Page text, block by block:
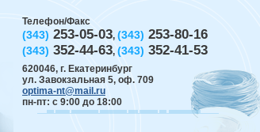
Телефон/Факс
(343) 253-05-03, (343) 253-80-16
(343) 352-44-63, (343) 352-41-53
620046, г. Екатеринбург
ул. Завокзальная 5, оф. 709
optima-nt@mail.ru
пн-пт: с 9:00 до 18:00